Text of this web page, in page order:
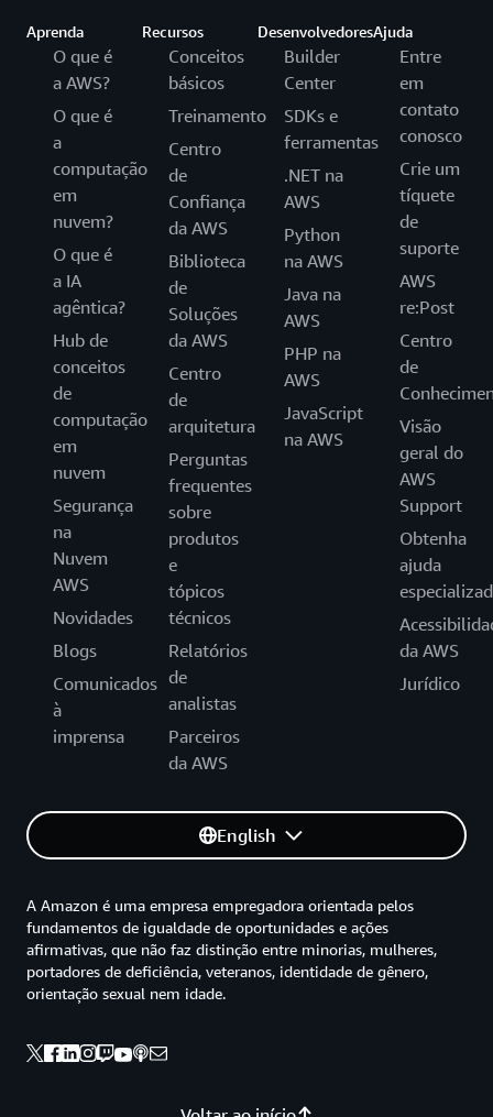
Aprenda
O que é
a AWS?
O que é
a
computação
em
nuvem?
O que é
a IA
agêntica?
Hub de
conceitos
de
computação
em
nuvem
Segurança
na
Nuvem
AWS
Novidades
Blogs
Comunicados
à
imprensa
Recursos
Conceitos
básicos
Treinamento
Centro
de
Confiança
da AWS
Biblioteca
de
Soluções
da AWS
Centro
de
arquitetura
Perguntas
frequentes
sobre
produtos
e
tópicos
técnicos
Relatórios
de
analistas
Parceiros
da AWS
Desenvolvedores
Builder
Center
SDKs e
ferramentas
.NET na
AWS
Python
na AWS
Java na
AWS
PHP na
AWS
JavaScript
na AWS
Ajuda
Entre
em
contato
conosco
Crie um
tíquete
de
suporte
AWS
re:Post
Centro
de
Visão
geral do
AWS
Support
Obtenha
ajuda
da AWS
Jurídico
English
A Amazon é uma empresa empregadora orientada pelos
fundamentos de igualdade de oportunidades e ações
afirmativas, que não faz distinção entre minorias, mulheres,
portadores de deficiência, veteranos, identidade de gênero,
orientação sexual nem idade.